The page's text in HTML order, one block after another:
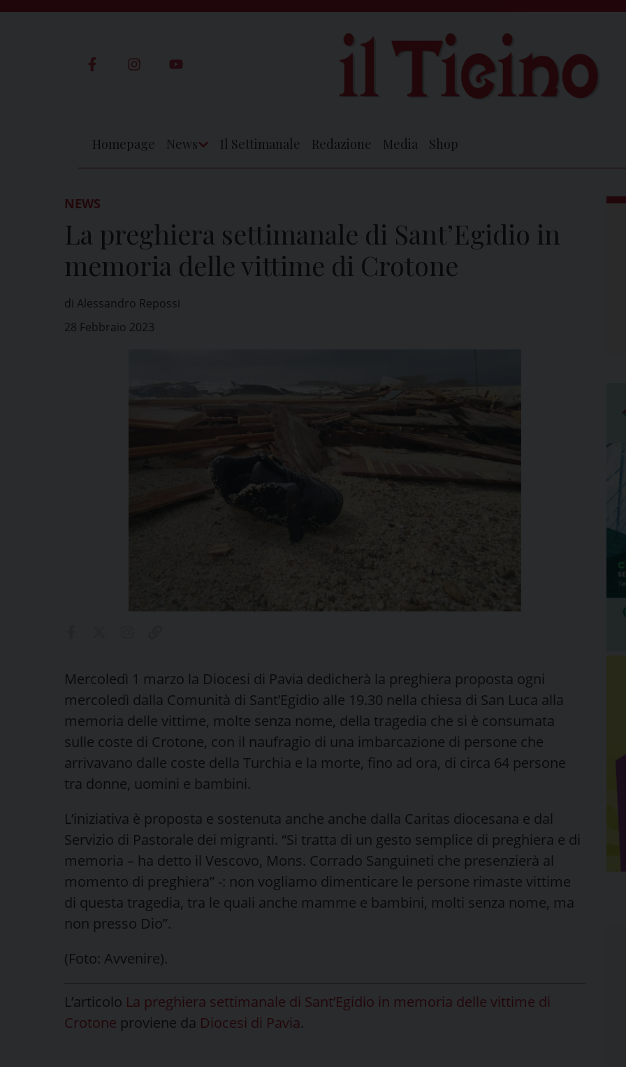
Homepage News Il Settimanale Redazione Media Shop
NEWS
La preghiera settimanale di Sant’Egidio in
memoria delle vittime di Crotone
di Alessandro Repossi
28 Febbraio 2023
Mercoledì 1 marzo la Diocesi di Pavia dedicherà la preghiera proposta ogni
mercoledì dalla Comunità di Sant’Egidio alle 19.30 nella chiesa di San Luca alla
memoria delle vittime, molte senza nome, della tragedia che si è consumata
sulle coste di Crotone, con il naufragio di una imbarcazione di persone che
arrivavano dalle coste della Turchia e la morte, fino ad ora, di circa 64 persone
tra donne, uomini e bambini.
L’iniziativa è proposta e sostenuta anche anche dalla Caritas diocesana e dal
Servizio di Pastorale dei migranti. “Si tratta di un gesto semplice di preghiera e di
memoria – ha detto il Vescovo, Mons. Corrado Sanguineti che presenzierà al
momento di preghiera” -: non vogliamo dimenticare le persone rimaste vittime
di questa tragedia, tra le quali anche mamme e bambini, molti senza nome, ma
non presso Dio”.
(Foto: Avvenire).
L’articolo La preghiera settimanale di Sant’Egidio in memoria delle vittime di
Crotone proviene da Diocesi di Pavia.